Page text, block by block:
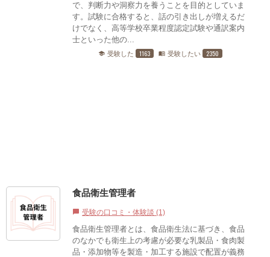
で、判断力や洞察力を養うことを目的としていま
す。試験に合格すると、話の引き出しが増えるだ
けでなく、高等学校卒業程度認定試験や通訳案内
士といった他の...
school 受験した 1163 menu_book 受験したい 2350
食品衛生管理者
chat_bubble 受験の口コミ・体験談 (1)
食品衛生管理者とは、食品衛生法に基づき、食品
のなかでも衛生上の考慮が必要な乳製品・食肉製
品・添加物等を製造・加工する施設で配置が義務